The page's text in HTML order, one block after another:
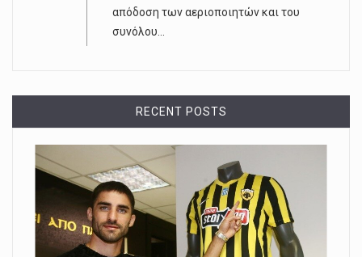
απόδοση των αεριοποιητών και του
συνόλου...
RECENT POSTS